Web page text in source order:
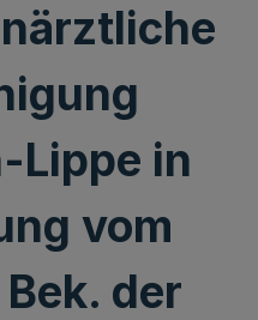
Lippe in
vom
der